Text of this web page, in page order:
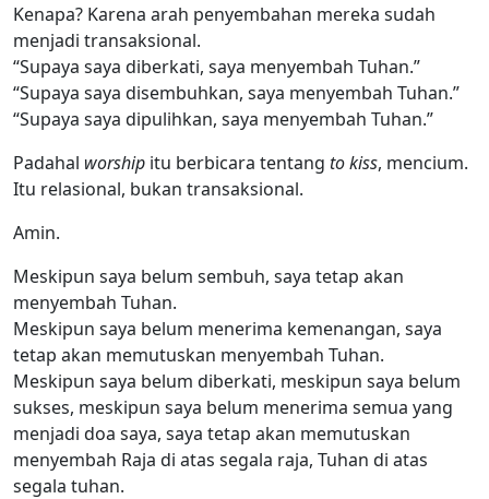
Kenapa? Karena arah penyembahan mereka sudah
menjadi transaksional.
“Supaya saya diberkati, saya menyembah Tuhan.”
“Supaya saya disembuhkan, saya menyembah Tuhan.”
“Supaya saya dipulihkan, saya menyembah Tuhan.”
Padahal worship itu berbicara tentang to kiss, mencium.
Itu relasional, bukan transaksional.
Amin.
Meskipun saya belum sembuh, saya tetap akan
menyembah Tuhan.
Meskipun saya belum menerima kemenangan, saya
tetap akan memutuskan menyembah Tuhan.
Meskipun saya belum diberkati, meskipun saya belum
sukses, meskipun saya belum menerima semua yang
menjadi doa saya, saya tetap akan memutuskan
menyembah Raja di atas segala raja, Tuhan di atas
segala tuhan.